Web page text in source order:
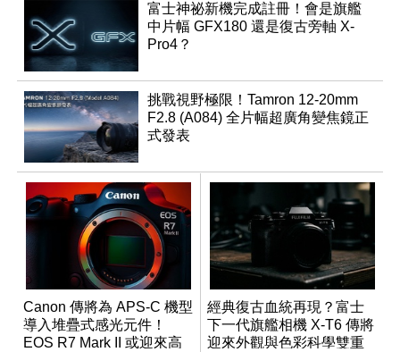
富士神祕新機完成註冊！會是旗艦
中片幅 GFX180 還是復古旁軸 X-
Pro4？
挑戰視野極限！Tamron 12-20mm
F2.8 (A084) 全片幅超廣角變焦鏡正
式發表
Canon 傳將為 APS-C 機型
導入堆疊式感光元件！
EOS R7 Mark II 或迎來高
經典復古血統再現？富士
下一代旗艦相機 X-T6 傳將
迎來外觀與色彩科學雙重